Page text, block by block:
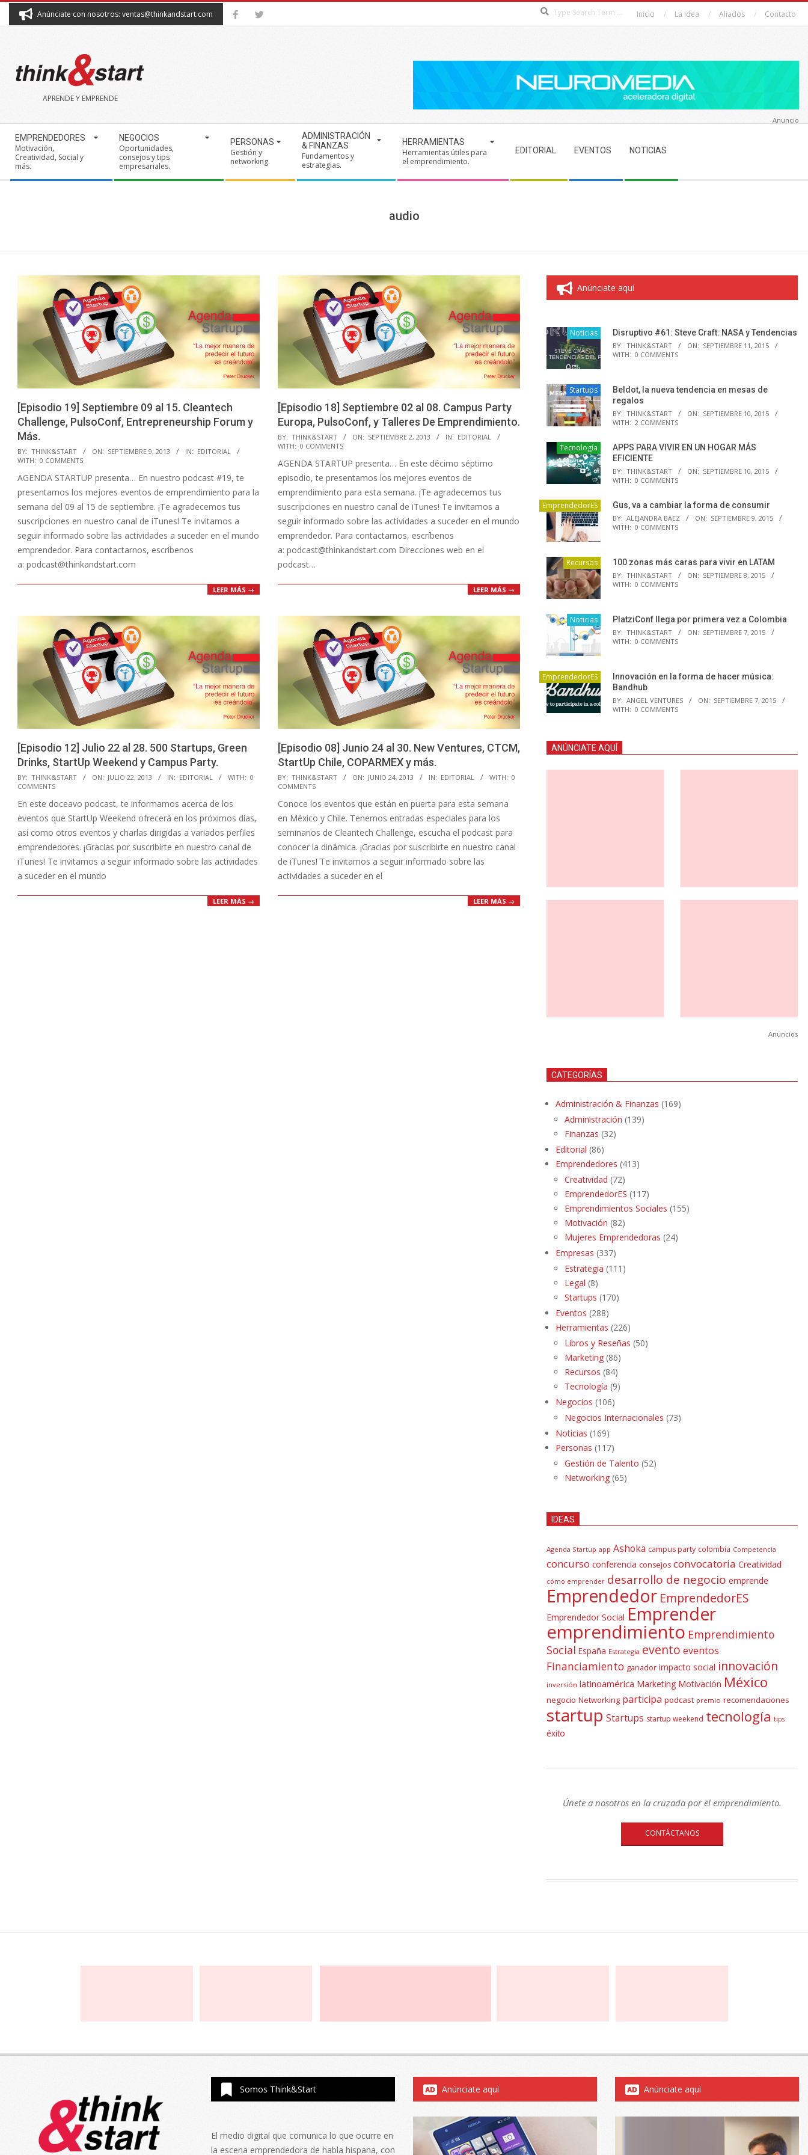
Anúnciate con nosotros: ventas@thinkandstart.com Inicio La idea Aliados Contacto
THINK&START
APRENDE Y EMPRENDE
Navigation
Menu
EMPRENDEDORES
Motivación,
Creatividad, Social y
más.
NEGOCIOS
Oportunidades,
consejos y tips
empresariales.
PERSONAS
Gestión y
networking.
ADMINISTRACIÓN
& FINANZAS
Fundamentos y
estrategias.
HERRAMIENTAS
Herramientas útiles para
el emprendimiento.
EDITORIAL EVENTOS NOTICIAS
Anuncio
audio
[Episodio 19] Septiembre 09 al 15. Cleantech
Challenge, PulsoConf, Entrepreneurship Forum y
Más.
2013-
09-
09
BY: THINK&START ON: SEPTIEMBRE 9, 2013 IN: EDITORIAL
WITH: 0 COMMENTS
AGENDA STARTUP presenta… En nuestro podcast #19, te
presentamos los mejores eventos de emprendimiento para la
semana del 09 al 15 de septiembre. ¡Te agradecemos tus
suscripciones en nuestro canal de iTunes! Te invitamos a
seguir informado sobre las actividades a suceder en el mundo
emprendedor. Para contactarnos, escríbenos
a: podcast@thinkandstart.com
LEER MÁS →
[Episodio 18] Septiembre 02 al 08. Campus Party
Europa, PulsoConf, y Talleres De Emprendimiento.
2013-
09-
02
BY: THINK&START ON: SEPTIEMBRE 2, 2013 IN: EDITORIAL
WITH: 0 COMMENTS
AGENDA STARTUP presenta… En este décimo séptimo
episodio, te presentamos los mejores eventos de
emprendimiento para esta semana. ¡Te agradecemos tus
suscripciones en nuestro canal de iTunes! Te invitamos a
seguir informado sobre las actividades a suceder en el mundo
emprendedor. Para contactarnos, escríbenos
a: podcast@thinkandstart.com Direcciones web en el
podcast…
LEER MÁS →
[Episodio 12] Julio 22 al 28. 500 Startups, Green
Drinks, StartUp Weekend y Campus Party.
2013-
07-
22
BY: THINK&START ON: JULIO 22, 2013 IN: EDITORIAL WITH: 0
COMMENTS
En este doceavo podcast, te informamos acerca de los
eventos que StartUp Weekend ofrecerá en los próximos días,
así como otros eventos y charlas dirigidas a variados perfiles
emprendedores. ¡Gracias por suscribirte en nuestro canal de
iTunes! Te invitamos a seguir informado sobre las actividades
a suceder en el mundo
LEER MÁS →
[Episodio 08] Junio 24 al 30. New Ventures, CTCM,
StartUp Chile, COPARMEX y más.
2013-
06-
24
BY: THINK&START ON: JUNIO 24, 2013 IN: EDITORIAL WITH: 0
COMMENTS
Conoce los eventos que están en puerta para esta semana
en México y Chile. Tenemos entradas especiales para los
seminarios de Cleantech Challenge, escucha el podcast para
conocer la dinámica. ¡Gracias por suscribirte en nuestro canal
de iTunes! Te invitamos a seguir informado sobre las
actividades a suceder en el
LEER MÁS →
Anúnciate aquí
Noticias Disruptivo #61: Steve Craft: NASA y Tendencias
BY: THINK&START ON: SEPTIEMBRE 11, 2015
WITH: 0 COMMENTS
Startups
Beldot, la nueva tendencia en mesas de
regalos
BY: THINK&START ON: SEPTIEMBRE 10, 2015
WITH: 2 COMMENTS
Tecnología
APPS PARA VIVIR EN UN HOGAR MÁS
EFICIENTE
BY: THINK&START ON: SEPTIEMBRE 10, 2015
WITH: 0 COMMENTS
EmprendedorES Gus, va a cambiar la forma de consumir
BY: ALEJANDRA BAEZ ON: SEPTIEMBRE 9, 2015
WITH: 0 COMMENTS
Recursos 100 zonas más caras para vivir en LATAM
BY: THINK&START ON: SEPTIEMBRE 8, 2015
WITH: 0 COMMENTS
Noticias PlatziConf llega por primera vez a Colombia
BY: THINK&START ON: SEPTIEMBRE 7, 2015
WITH: 0 COMMENTS
EmprendedorES
Innovación en la forma de hacer música:
Bandhub
BY: ANGEL VENTURES ON: SEPTIEMBRE 7, 2015
WITH: 0 COMMENTS
ANÚNCIATE AQUÍ
Anuncios
CATEGORÍAS
Administración & Finanzas (169)
Administración (139)
Finanzas (32)
Editorial (86)
Emprendedores (413)
Creatividad (72)
EmprendedorES (117)
Emprendimientos Sociales (155)
Motivación (82)
Mujeres Emprendedoras (24)
Empresas (337)
Estrategia (111)
Legal (8)
Startups (170)
Eventos (288)
Herramientas (226)
Libros y Reseñas (50)
Marketing (86)
Recursos (84)
Tecnología (9)
Negocios (106)
Negocios Internacionales (73)
Noticias (169)
Personas (117)
Gestión de Talento (52)
Networking (65)
IDEAS
Agenda Startup app Ashoka campus party colombia Competencia
concurso conferencia consejos convocatoria Creatividad
cómo emprender desarrollo de negocio emprende
Emprendedor EmprendedorES
Emprendedor Social Emprender
emprendimiento Emprendimiento
Social España Estrategia evento eventos
Financiamiento ganador impacto social innovación
inversión latinoamérica Marketing Motivación México
negocio Networking participa podcast premio recomendaciones
startup Startups startup weekend tecnología tips
éxito
Únete a nosotros en la cruzada por el emprendimiento.
CONTÁCTANOS
Somos Think&Start
El medio digital que comunica lo que ocurre en
la escena emprendedora de habla hispana, con
Anúnciate aquí Anúnciate aquí